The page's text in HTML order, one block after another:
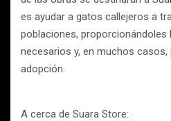
es ayudar a gatos callejeros a
poblaciones,
necesarios y, en muchos
adopción.
A cerca de Suara Store: